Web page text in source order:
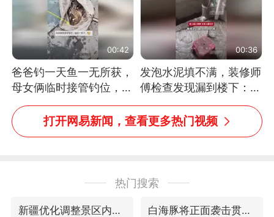
00:42
爸爸钓一天鱼一无所获，
母女俩临时接管钓位，用
玩具鱼竿钓上大鱼
00:36
发泡水泥填不满，装修师
傅检查发现漏到楼下：出
风口未延伸到外墙
打开网易新闻，查看更多热门视频
热门搜索
新疆优化调整景区内自驾服务费 白海豚将正面袭击贯穿浙江